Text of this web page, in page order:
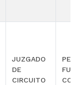
JUZGADO
DE
CIRCUITO